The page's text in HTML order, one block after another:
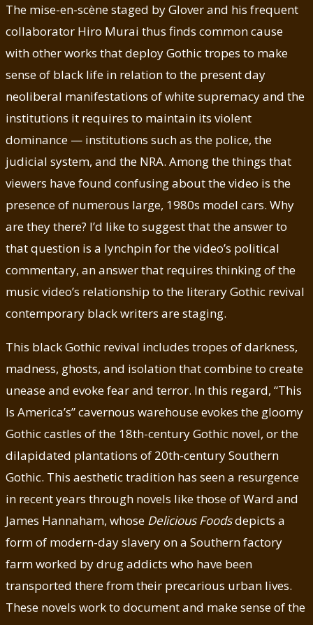
The mise-en-scène staged by Glover and his frequent
collaborator Hiro Murai thus finds common cause
with other works that deploy Gothic tropes to make
sense of black life in relation to the present day
neoliberal manifestations of white supremacy and the
institutions it requires to maintain its violent
dominance — institutions such as the police, the
judicial system, and the NRA. Among the things that
viewers have found confusing about the video is the
presence of numerous large, 1980s model cars. Why
are they there? I’d like to suggest that the answer to
that question is a lynchpin for the video’s political
commentary, an answer that requires thinking of the
music video’s relationship to the literary Gothic revival
contemporary black writers are staging.
This black Gothic revival includes tropes of darkness,
madness, ghosts, and isolation that combine to create
unease and evoke fear and terror. In this regard, “This
Is America’s” cavernous warehouse evokes the gloomy
Gothic castles of the 18th-century Gothic novel, or the
dilapidated plantations of 20th-century Southern
Gothic. This aesthetic tradition has seen a resurgence
in recent years through novels like those of Ward and
James Hannaham, whose Delicious Foodsdepicts a
form of modern-day slavery on a Southern factory
farm worked by drug addicts who have been
transported there from their precarious urban lives.
These novels work to document and make sense of the